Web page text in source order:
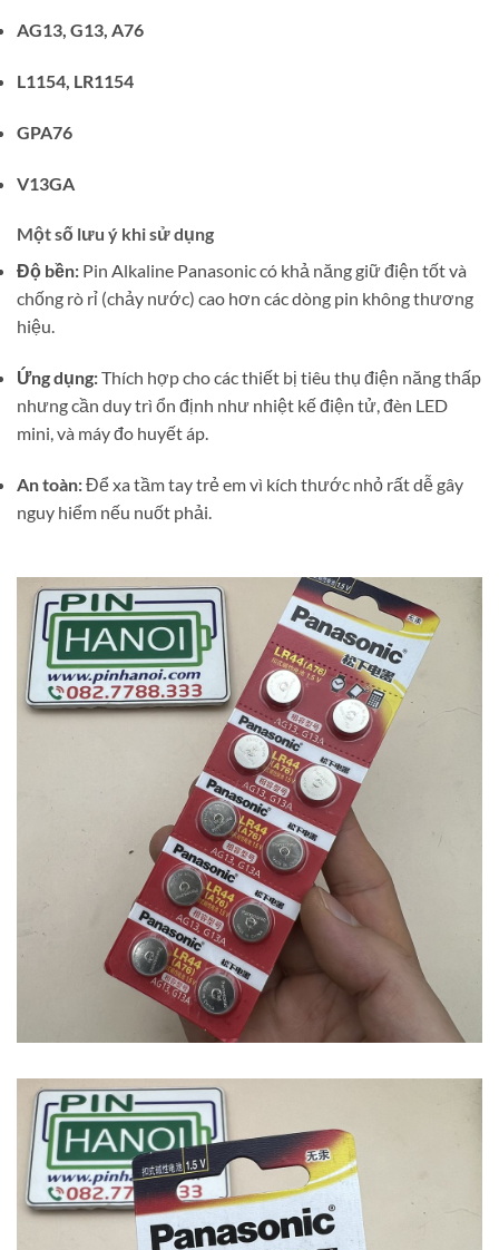
AG13, G13, A76
L1154, LR1154
GPA76
V13GA
Một số lưu ý khi sử dụng
Độ bền: Pin Alkaline Panasonic có khả năng giữ điện tốt và
chống rò rỉ (chảy nước) cao hơn các dòng pin không thương
hiệu.
Ứng dụng:Thích hợp cho các thiết bị tiêu thụ điện năng thấp
nhưng cần duy trì ổn định như nhiệt kế điện tử, đèn LED
mini, và máy đo huyết áp.
An toàn:Để xa tầm tay trẻ em vì kích thước nhỏ rất dễ gây
nguy hiểm nếu nuốt phải.